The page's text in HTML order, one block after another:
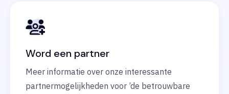
Word een partner
Meer informatie over onze interessante
partnermogelijkheden voor ’de betrouwbare